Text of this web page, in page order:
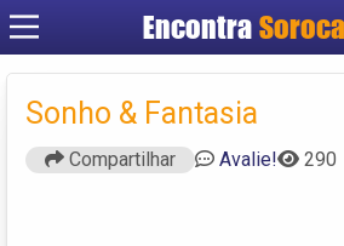
Encontra
Cadastrar
Criar conta
Sonho & Fantasia
Compartilhar Avalie! 290